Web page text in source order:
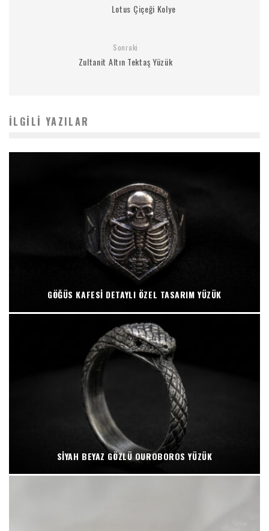
Lotus Çiçeği Kolye
Sonraki
Zultanit Altın Tektaş Yüzük
İLGILI YAZILAR
GÖĞÜS KAFESI DETAYLI ÖZEL TASARIM YÜZÜK
SIYAH BEYAZ GÖZLÜ OUROBOROS YÜZÜK